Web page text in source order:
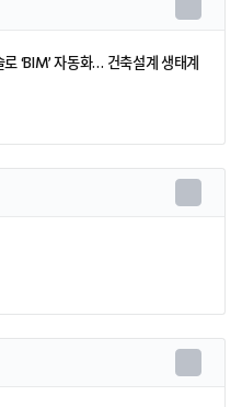
‘BIM’ 자동화… 건축설계 생태계